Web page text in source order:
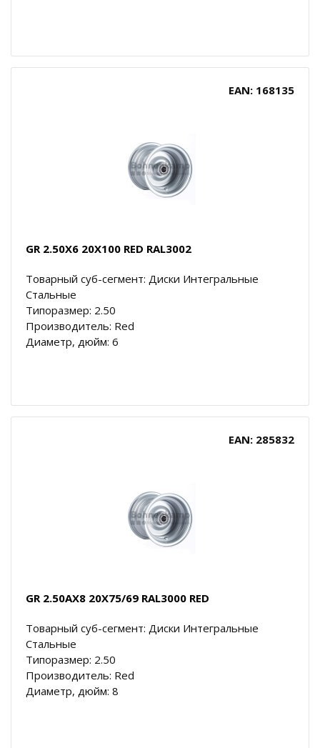
EAN: 168135
GR 2.50X6 20X100 RED RAL3002
Товарный суб-сегмент: Диски Интегральные
Стальные
Типоразмер: 2.50
Производитель: Red
Диаметр, дюйм: 6
EAN: 285832
GR 2.50AX8 20X75/69 RAL3000 RED
Товарный суб-сегмент: Диски Интегральные
Стальные
Типоразмер: 2.50
Производитель: Red
Диаметр, дюйм: 8